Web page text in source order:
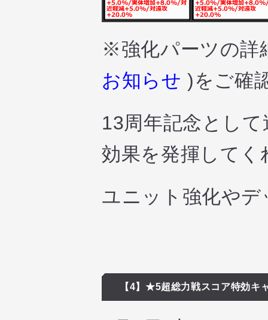
※強化パーツの詳
お知らせ )をご確
13周年記念とし
効果を発揮してく
ユニット強化や
【4】★5超総力戦スコア特効キ